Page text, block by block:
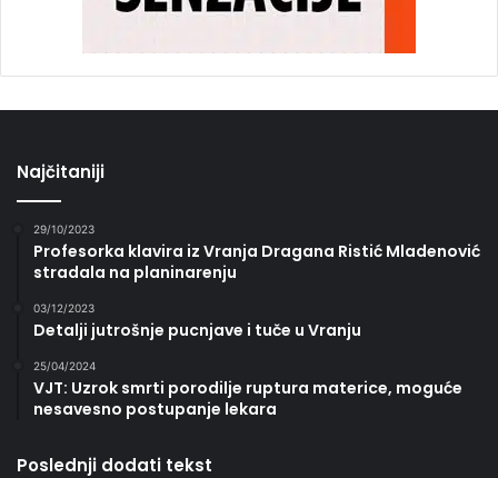
Najčitaniji
29/10/2023
Profesorka klavira iz Vranja Dragana Ristić Mladenović
stradala na planinarenju
03/12/2023
Detalji jutrošnje pucnjave i tuče u Vranju
25/04/2024
VJT: Uzrok smrti porodilje ruptura materice, moguće
nesavesno postupanje lekara
Poslednji dodati tekst